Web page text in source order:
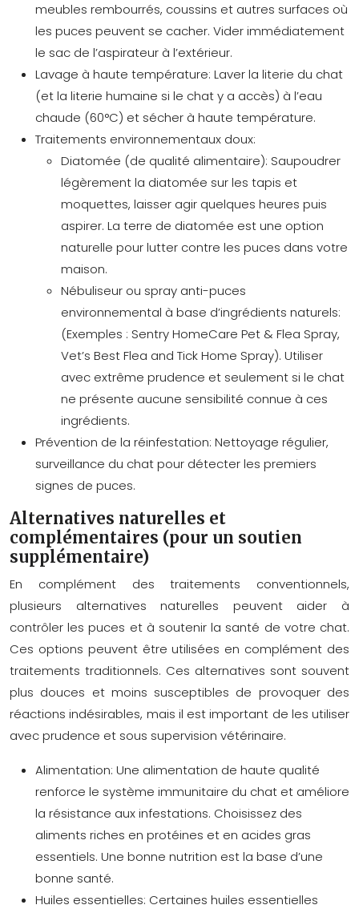
meubles rembourrés, coussins et autres surfaces où
les puces peuvent se cacher. Vider immédiatement
le sac de l’aspirateur à l’extérieur.
Lavage à haute température: Laver la literie du chat
(et la literie humaine si le chat y a accès) à l’eau
chaude (60°C) et sécher à haute température.
Traitements environnementaux doux:
Diatomée (de qualité alimentaire): Saupoudrer
légèrement la diatomée sur les tapis et
moquettes, laisser agir quelques heures puis
aspirer. La terre de diatomée est une option
naturelle pour lutter contre les puces dans votre
maison.
Nébuliseur ou spray anti-puces
environnemental à base d’ingrédients naturels:
(Exemples : Sentry HomeCare Pet & Flea Spray,
Vet’s Best Flea and Tick Home Spray). Utiliser
avec extrême prudence et seulement si le chat
ne présente aucune sensibilité connue à ces
ingrédients.
Prévention de la réinfestation: Nettoyage régulier,
surveillance du chat pour détecter les premiers
signes de puces.
Alternatives naturelles et
complémentaires (pour un soutien
supplémentaire)
En complément des traitements conventionnels,
plusieurs alternatives naturelles peuvent aider à
contrôler les puces et à soutenir la santé de votre chat.
Ces options peuvent être utilisées en complément des
traitements traditionnels. Ces alternatives sont souvent
plus douces et moins susceptibles de provoquer des
réactions indésirables, mais il est important de les utiliser
avec prudence et sous supervision vétérinaire.
Alimentation: Une alimentation de haute qualité
renforce le système immunitaire du chat et améliore
la résistance aux infestations. Choisissez des
aliments riches en protéines et en acides gras
essentiels. Une bonne nutrition est la base d’une
bonne santé.
Huiles essentielles: Certaines huiles essentielles